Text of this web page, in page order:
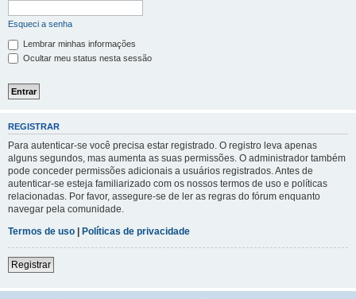
Esqueci a senha
Lembrar minhas informações
Ocultar meu status nesta sessão
REGISTRAR
Para autenticar-se você precisa estar registrado. O registro leva apenas
alguns segundos, mas aumenta as suas permissões. O administrador também
pode conceder permissões adicionais a usuários registrados. Antes de
autenticar-se esteja familiarizado com os nossos termos de uso e políticas
relacionadas. Por favor, assegure-se de ler as regras do fórum enquanto
navegar pela comunidade.
Termos de uso | Políticas de privacidade
Registrar